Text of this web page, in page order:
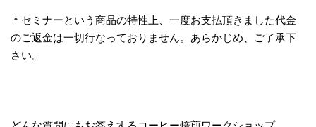
＊セミナーという商品の特性上、一度お支払頂きました代金
のご返金は一切行なっておりません。あらかじめ、ご了承下
さい。